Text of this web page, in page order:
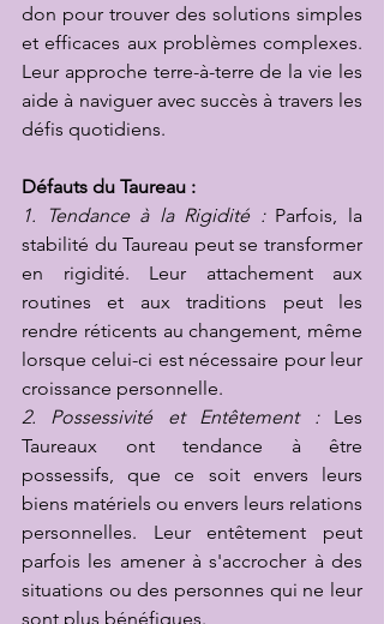
don pour trouver des solutions simples
et efficaces aux problèmes complexes.
Leur approche terre-à-terre de la vie les
aide à naviguer avec succès à travers les
défis quotidiens.
Défauts du Taureau :
1. Tendance à la Rigidité : Parfois, la
stabilité du Taureau peut se transformer
en rigidité. Leur attachement aux
routines et aux traditions peut les
rendre réticents au changement, même
lorsque celui-ci est nécessaire pour leur
croissance personnelle.
2. Possessivité et Entêtement : Les
Taureaux ont tendance à être
possessifs, que ce soit envers leurs
biens matériels ou envers leurs relations
personnelles. Leur entêtement peut
parfois les amener à s'accrocher à des
situations ou des personnes qui ne leur
sont plus bénéfiques.